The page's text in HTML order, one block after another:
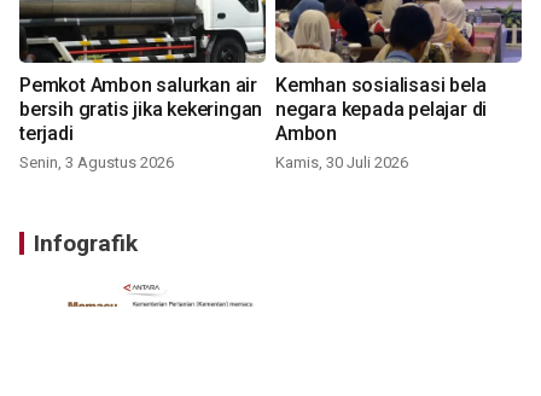
Pemkot Ambon salurkan air
bersih gratis jika kekeringan
terjadi
Senin, 3 Agustus 2026
Kemhan sosialisasi bela
negara kepada pelajar di
Ambon
Kamis, 30 Juli 2026
Infografik